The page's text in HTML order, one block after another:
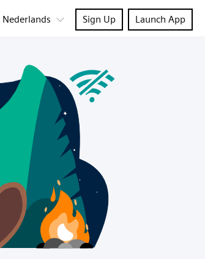
Nederlands Sign Up Launch App